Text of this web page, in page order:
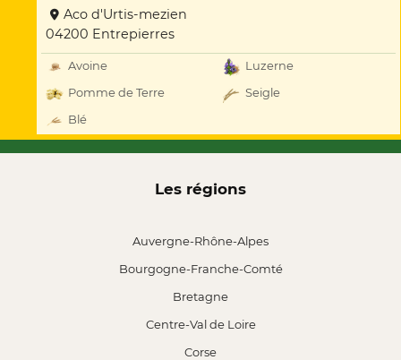
Aco d'Urtis-mezien
04200 Entrepierres
Avoine
Luzerne
Pomme de Terre
Seigle
Blé
Les régions
Auvergne-Rhône-Alpes
Bourgogne-Franche-Comté
Bretagne
Centre-Val de Loire
Corse